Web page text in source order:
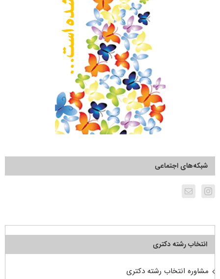
شبکه‌های اجتماعی
انتخاب رشته دکتری
مشاوره انتخاب رشته دکتری